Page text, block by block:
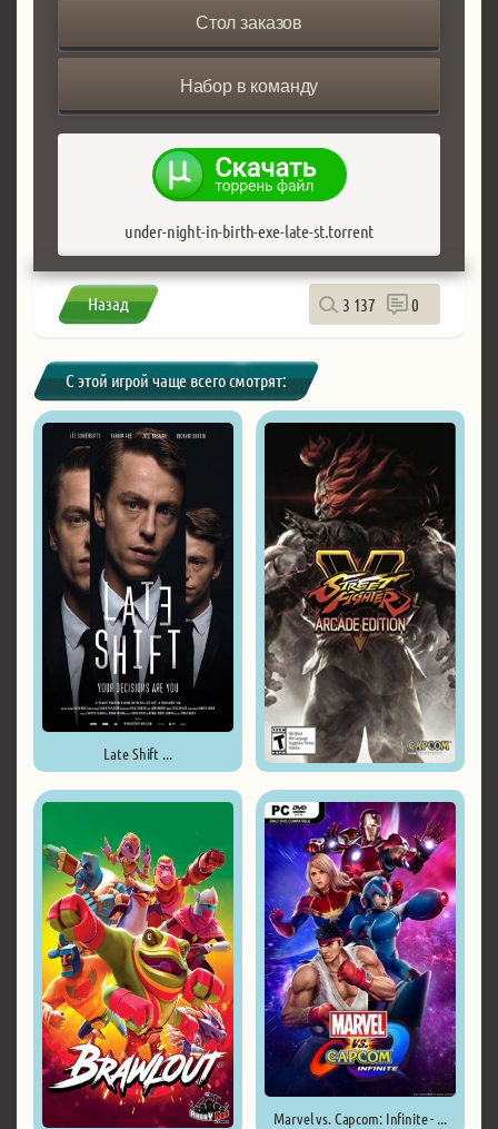
Стол заказов
Набор в команду
under-night-in-birth-exe-late-st.torrent
Назад 3 137 0
С этой игрой чаще всего смотрят:
Late Shift ...
Marvel vs. Capcom: Infinite - ...